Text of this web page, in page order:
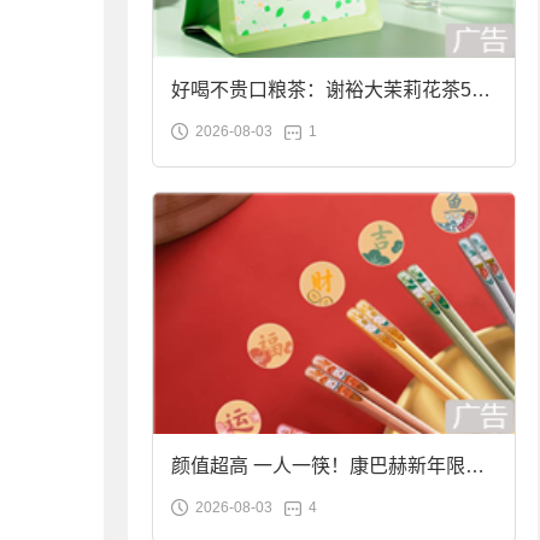
好喝不贵口粮茶：谢裕大茉莉花茶50g
袋装9.9元到手
2026-08-03 1
颜值超高 一人一筷！康巴赫新年限定
合金筷子大促：19.9元
2026-08-03 4